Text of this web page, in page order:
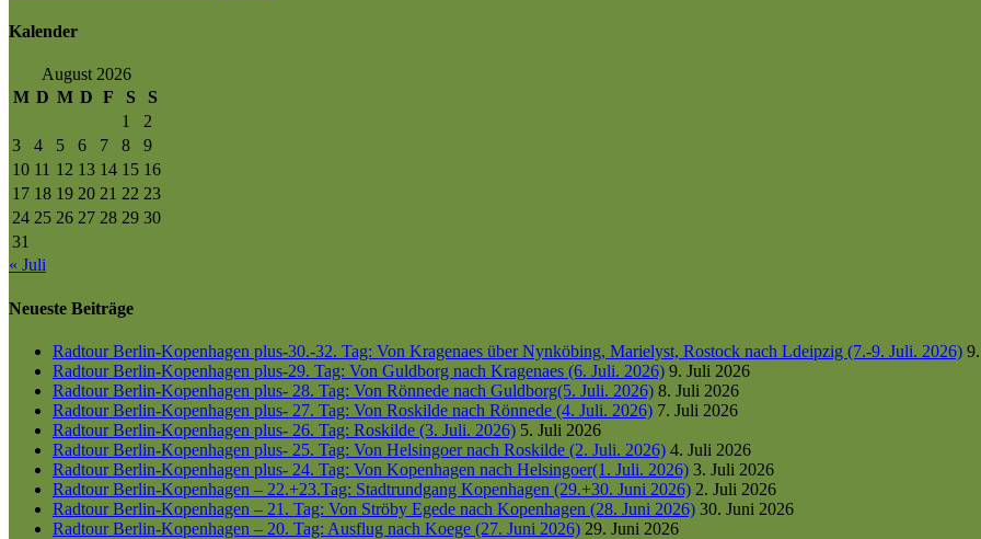
Kalender
August 2026
M D M D F S
S
1
2
3
4 5 6 7 8
9
10 11 12 13 14 15 16
17 18 19 20 21 22 23
24 25 26 27 28 29 30
31
« Juli
Neueste Beiträge
Radtour Berlin-Kopenhagen plus-30.-32. Tag: Von Kragenaes über Nynköbing, Marielyst, Rostock nach Ldeipzig (7.-9. Juli. 2026)
Radtour Berlin-Kopenhagen plus-29. Tag: Von Guldborg nach Kragenaes (6. Juli. 2026) 9. Juli 2026
Radtour Berlin-Kopenhagen plus- 28. Tag: Von Rönnede nach Guldborg(5. Juli. 2026) 8. Juli 2026
Radtour Berlin-Kopenhagen plus- 27. Tag: Von Roskilde nach Rönnede (4. Juli. 2026) 7. Juli 2026
Radtour Berlin-Kopenhagen plus- 26. Tag: Roskilde (3. Juli. 2026) 5. Juli 2026
Radtour Berlin-Kopenhagen plus- 25. Tag: Von Helsingoer nach Roskilde (2. Juli. 2026) 4. Juli 2026
Radtour Berlin-Kopenhagen plus- 24. Tag: Von Kopenhagen nach Helsingoer(1. Juli. 2026) 3. Juli 2026
Radtour Berlin-Kopenhagen – 22.+23.Tag: Stadtrundgang Kopenhagen (29.+30. Juni 2026) 2. Juli 2026
Radtour Berlin-Kopenhagen – 21. Tag: Von Ströby Egede nach Kopenhagen (28. Juni 2026) 30. Juni 2026
Radtour Berlin-Kopenhagen – 20. Tag: Ausflug nach Koege (27. Juni 2026) 29. Juni 2026